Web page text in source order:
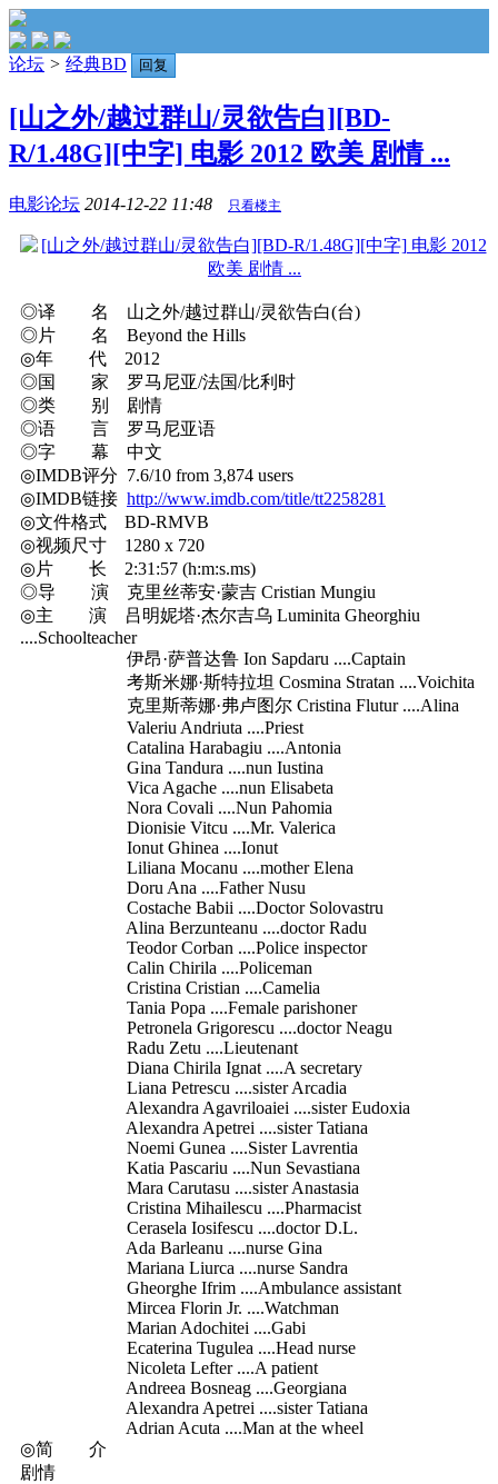
论坛 > 经典BD 回复
[山之外/越过群山/灵欲告白][BD-
R/1.48G][中字] 电影 2012 欧美 剧情 ...
电影论坛 2014-12-22 11:48 只看楼主
◎译 名 山之外/越过群山/灵欲告白(台)
◎片 名 Beyond the Hills
◎年 代 2012
◎国 家 罗马尼亚/法国/比利时
◎类 别 剧情
◎语 言 罗马尼亚语
◎字 幕 中文
◎IMDB评分 7.6/10 from 3,874 users
◎IMDB链接 http://www.imdb.com/title/tt2258281
◎文件格式 BD-RMVB
◎视频尺寸 1280 x 720
◎片 长 2:31:57 (h:m:s.ms)
◎导 演 克里丝蒂安·蒙吉 Cristian Mungiu
◎主 演 吕明妮塔·杰尔吉乌 Luminita Gheorghiu
....Schoolteacher
伊昂·萨普达鲁 Ion Sapdaru ....Captain
考斯米娜·斯特拉坦 Cosmina Stratan ....Voichita
克里斯蒂娜·弗卢图尔 Cristina Flutur ....Alina
Valeriu Andriuta ....Priest
Catalina Harabagiu ....Antonia
Gina Tandura ....nun Iustina
Vica Agache ....nun Elisabeta
Nora Covali ....Nun Pahomia
Dionisie Vitcu ....Mr. Valerica
Ionut Ghinea ....Ionut
Liliana Mocanu ....mother Elena
Doru Ana ....Father Nusu
Costache Babii ....Doctor Solovastru
Alina Berzunteanu ....doctor Radu
Teodor Corban ....Police inspector
Calin Chirila ....Policeman
Cristina Cristian ....Camelia
Tania Popa ....Female parishoner
Petronela Grigorescu ....doctor Neagu
Radu Zetu ....Lieutenant
Diana Chirila Ignat ....A secretary
Liana Petrescu ....sister Arcadia
Alexandra Agavriloaiei ....sister Eudoxia
Alexandra Apetrei ....sister Tatiana
Noemi Gunea ....Sister Lavrentia
Katia Pascariu ....Nun Sevastiana
Mara Carutasu ....sister Anastasia
Cristina Mihailescu ....Pharmacist
Cerasela Iosifescu ....doctor D.L.
Ada Barleanu ....nurse Gina
Mariana Liurca ....nurse Sandra
Gheorghe Ifrim ....Ambulance assistant
Mircea Florin Jr. ....Watchman
Marian Adochitei ....Gabi
Ecaterina Tugulea ....Head nurse
Nicoleta Lefter ....A patient
Andreea Bosneag ....Georgiana
Alexandra Apetrei ....sister Tatiana
Adrian Acuta ....Man at the wheel
◎简 介
剧情